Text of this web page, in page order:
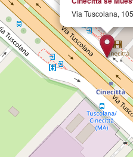
Via Tuscolana,